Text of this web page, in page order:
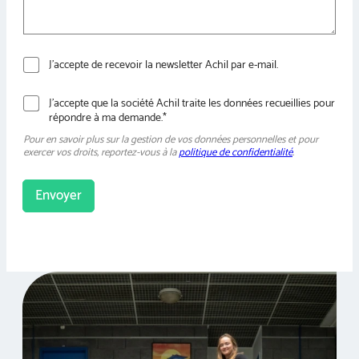
N
e
w
s
e
t
t
r
J’accepte de recevoir la newsletter Achil par e-mail.
R
G
D
*
J’accepte que la société Achil traite les données recueillies pour
répondre à ma demande.*
Pour en savoir plus sur la gestion de vos données personnelles et pour
exercer vos droits, reportez-vous à lapolitique de confidentialité.
Envoyer
r
n
a
t